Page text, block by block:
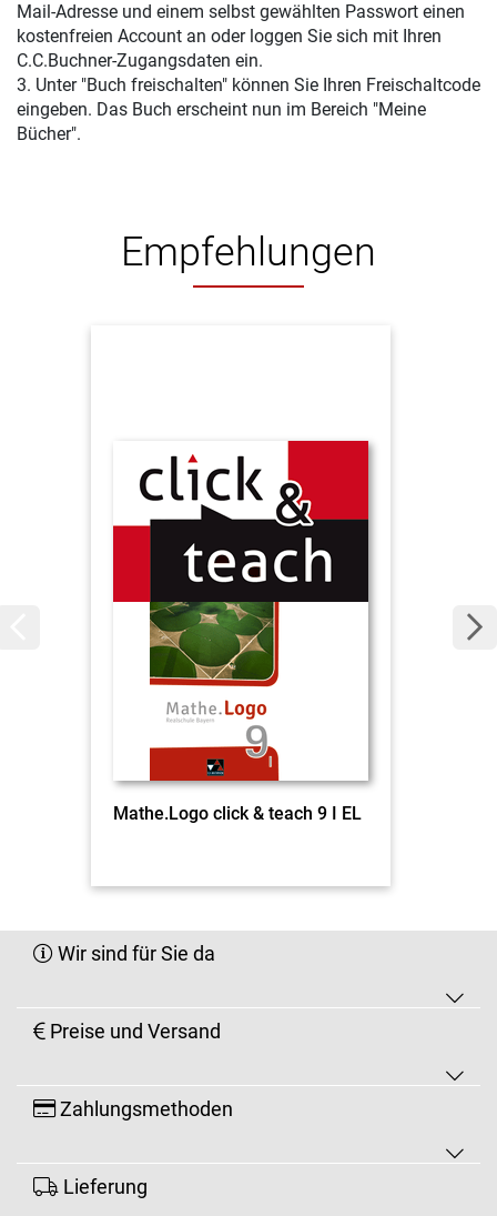
Mail-Adresse und einem selbst gewählten Passwort einen
kostenfreien Account an oder loggen Sie sich mit Ihren
C.C.Buchner-Zugangsdaten ein.
3. Unter "Buch freischalten" können Sie Ihren Freischaltcode
eingeben. Das Buch erscheint nun im Bereich "Meine
Bücher".
Empfehlungen
Mathe.Logo click & teach 9 I EL
Wir sind für Sie da
Preise und Versand
Zahlungsmethoden
Lieferung